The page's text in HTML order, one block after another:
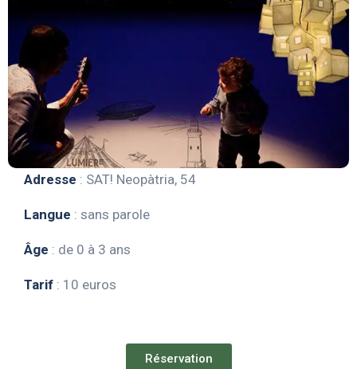
Adresse : SAT! Neopàtria, 54
Langue : sans parole
Âge : de 0 à 3 ans
Tarif : 10 euros
Réservation